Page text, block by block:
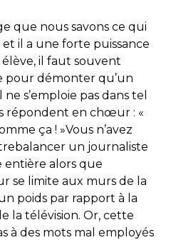
que nous savons ce qui
et il a une forte puissance
il faut souvent
pour démonter qu’un
s’emploie pas dans tel
répondent en chœur : «
ça ! »Vous n’avez
un journaliste
entière alors que
se limite aux murs de la
poids par rapport à la
la télévision. Or, cette
à des mots mal employés